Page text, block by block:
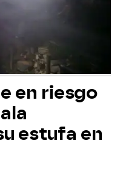
en riesgo
estufa en